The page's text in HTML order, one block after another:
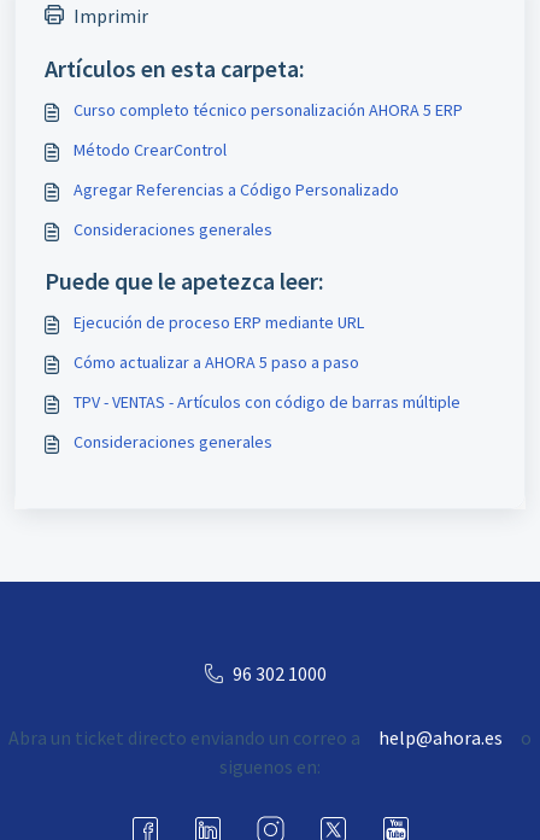
Imprimir
Artículos en esta carpeta:
Curso completo técnico personalización AHORA 5 ERP
Método CrearControl
Agregar Referencias a Código Personalizado
Consideraciones generales
Puede que le apetezca leer:
Ejecución de proceso ERP mediante URL
Cómo actualizar a AHORA 5 paso a paso
TPV - VENTAS - Artículos con código de barras múltiple
Consideraciones generales
96 302 1000
Abra un ticket directo enviando un correo a help@ahora.es
o
siguenos en: